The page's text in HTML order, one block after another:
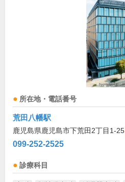
所在地・電話番号
荒田八幡駅
鹿児島県鹿児島市下荒田2丁目1-25
099-252-2525
診療科目